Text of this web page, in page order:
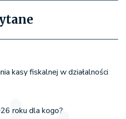
kasy fiskalnej w działalności
roku dla kogo?